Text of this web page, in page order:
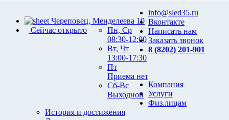
Череповец, Менделеева 10
Сейчас открыто
Пн, Ср
08:30-12:00
Вт, Чт
13:00-17:30
Пт
Приема нет
Сб-Вс
Выходной
info@sled35.ru
Вконтакте
Написать нам
Заказать звонок
8 (8202) 201-901
Компания
История и достижения
Услуги
Физ.лицам